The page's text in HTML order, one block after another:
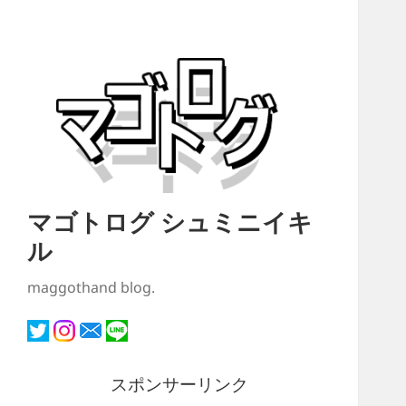
マゴトログ シュミニイキ
ル
maggothand blog.
スポンサーリンク